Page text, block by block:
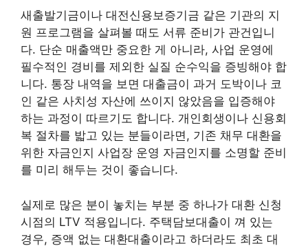
새출발기금이나 대전신용보증기금 같은 기관의 지
원 프로그램을 살펴볼 때도 서류 준비가 관건입니
다. 단순 매출액만 중요한 게 아니라, 사업 운영에
필수적인 경비를 제외한 실질 순수익을 증빙해야 합
니다. 통장 내역을 보면 대출금이 과거 도박이나 코
인 같은 사치성 자산에 쓰이지 않았음을 입증해야
하는 과정이 따르기도 합니다. 개인회생이나 신용회
복 절차를 밟고 있는 분들이라면, 기존 채무 대환을
위한 자금인지 사업장 운영 자금인지를 소명할 준비
를 미리 해두는 것이 좋습니다.
실제로 많은 분이 놓치는 부분 중 하나가 대환 신청
시점의 LTV 적용입니다. 주택담보대출이 껴 있는
경우, 증액 없는 대환대출이라고 하더라도 최초 대